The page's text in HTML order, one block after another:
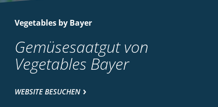
Vegetables by Bayer
Gemüsesaatgut von
Vegetables Bayer
WEBSITE BESUCHEN